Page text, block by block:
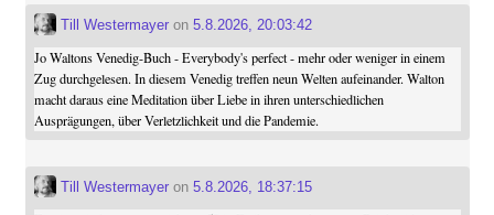
Till Westermayeron 5.8.2026, 20:03:42
Jo Waltons Venedig-Buch - Everybody's perfect - mehr oder weniger in einem
Zug durchgelesen. In diesem Venedig treffen neun Welten aufeinander. Walton
macht daraus eine Meditation über Liebe in ihren unterschiedlichen
Ausprägungen, über Verletzlichkeit und die Pandemie.
Till Westermayeron 5.8.2026, 18:37:15